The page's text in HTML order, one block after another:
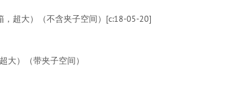
超大）（不含夹子空间）[c:18-05-20]
大）（带夹子空间）